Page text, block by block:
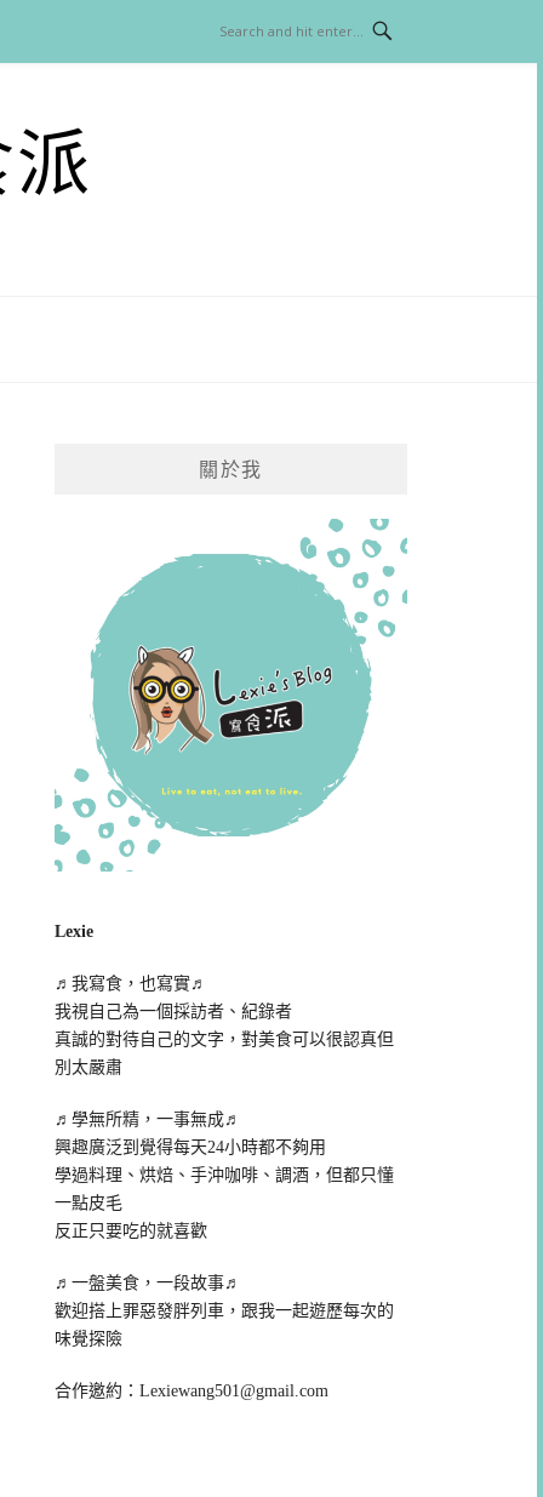
關於我
Lexie
♬我寫食，也寫實♬
我視自己為一個採訪者、紀錄者
真誠的對待自己的文字，對美食可以很認真但
別太嚴肅
♬學無所精，一事無成♬
興趣廣泛到覺得每天24小時都不夠用
學過料理、烘焙、手沖咖啡、調酒，但都只懂
一點皮毛
反正只要吃的就喜歡
♬一盤美食，一段故事♬
歡迎搭上罪惡發胖列車，跟我一起遊歷每次的
味覺探險
合作邀約：Lexiewang501@gmail.com